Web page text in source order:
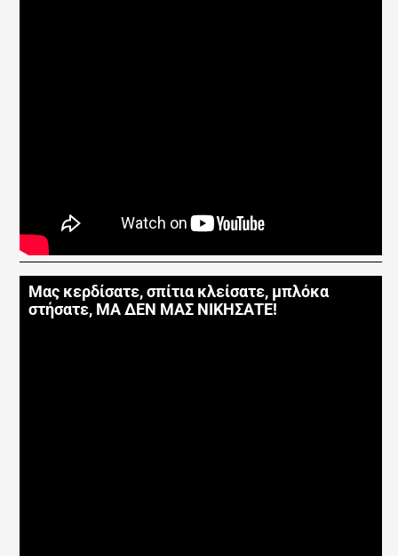
Μας κερδίσατε, σπίτια κλείσατε, μπλόκα
στήσατε, ΜΑ ΔΕΝ ΜΑΣ ΝΙΚΗΣΑΤΕ!